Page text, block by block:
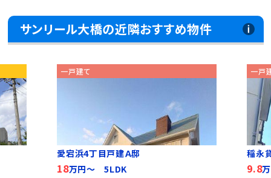
サンリール大橋の近隣おすすめ物件
一戸建て
愛宕浜4丁目戸建Ａ邸
18万円～ 5LDK
一戸
稲永
9.8